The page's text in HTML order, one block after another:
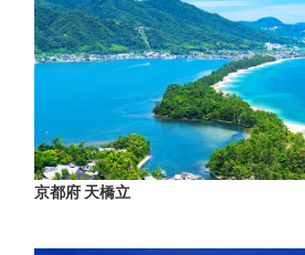
京都府 天橋立